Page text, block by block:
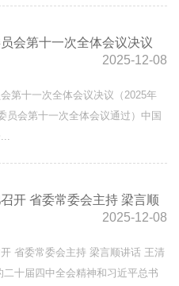
会第十一次全体会议决议
2025-12-08
第十一次全体会议决议（2025年
员会第十一次全体会议通过）中国
开 省委常委会主持 梁言顺
2025-12-08
省委常委会主持 梁言顺讲话 王清
十届四中全会精神和习近平总书